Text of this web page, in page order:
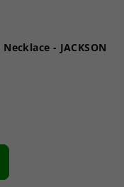
- JACKSON